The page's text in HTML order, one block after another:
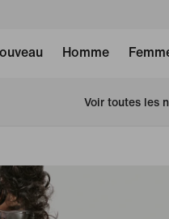
Homme
Voir toutes les